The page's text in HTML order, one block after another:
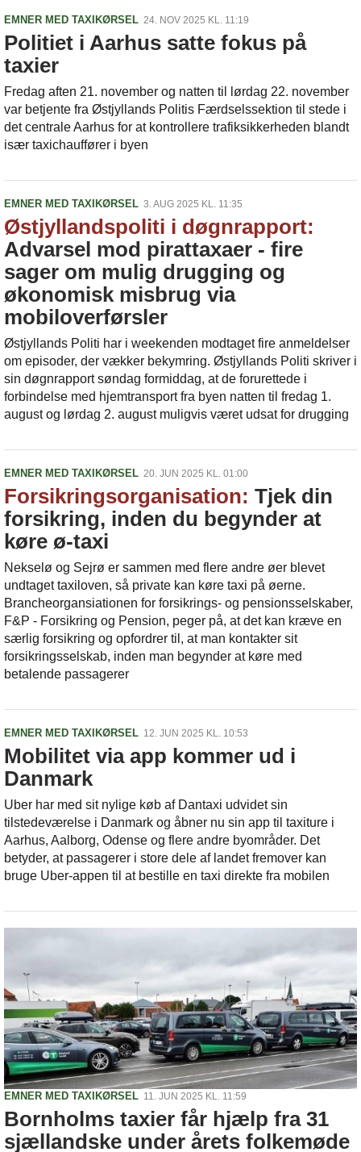
EMNER MED TAXIKØRSEL 24. NOV 2025 KL. 11:19
Politiet i Aarhus satte fokus på
taxier
Fredag aften 21. november og natten til lørdag 22. november
var betjente fra Østjyllands Politis Færdselssektion til stede i
det centrale Aarhus for at kontrollere trafiksikkerheden blandt
især taxichauffører i byen
EMNER MED TAXIKØRSEL 3. AUG 2025 KL. 11:35
Østjyllandspoliti i døgnrapport:
Advarsel mod pirattaxaer - fire
sager om mulig drugging og
økonomisk misbrug via
mobiloverførsler
Østjyllands Politi har i weekenden modtaget fire anmeldelser
om episoder, der vækker bekymring. Østjyllands Politi skriver i
sin døgnrapport søndag formiddag, at de forurettede i
forbindelse med hjemtransport fra byen natten til fredag 1.
august og lørdag 2. august muligvis været udsat for drugging
EMNER MED TAXIKØRSEL 20. JUN 2025 KL. 01:00
Forsikringsorganisation: Tjek din
forsikring, inden du begynder at
køre ø-taxi
Nekselø og Sejrø er sammen med flere andre øer blevet
undtaget taxiloven, så private kan køre taxi på øerne.
Brancheorgansiationen for forsikrings- og pensionsselskaber,
F&P - Forsikring og Pension, peger på, at det kan kræve en
særlig forsikring og opfordrer til, at man kontakter sit
forsikringsselskab, inden man begynder at køre med
betalende passagerer
EMNER MED TAXIKØRSEL 12. JUN 2025 KL. 10:53
Mobilitet via app kommer ud i
Danmark
Uber har med sit nylige køb af Dantaxi udvidet sin
tilstedeværelse i Danmark og åbner nu sin app til taxiture i
Aarhus, Aalborg, Odense og flere andre byområder. Det
betyder, at passagerer i store dele af landet fremover kan
bruge Uber-appen til at bestille en taxi direkte fra mobilen
EMNER MED TAXIKØRSEL 11. JUN 2025 KL. 11:59
Bornholms taxier får hjælp fra 31
sjællandske under årets folkemøde